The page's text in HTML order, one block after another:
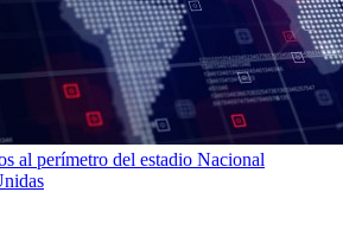
al perímetro del estadio Nacional